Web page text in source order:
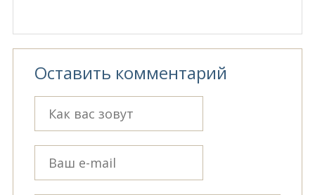
Оставить комментарий